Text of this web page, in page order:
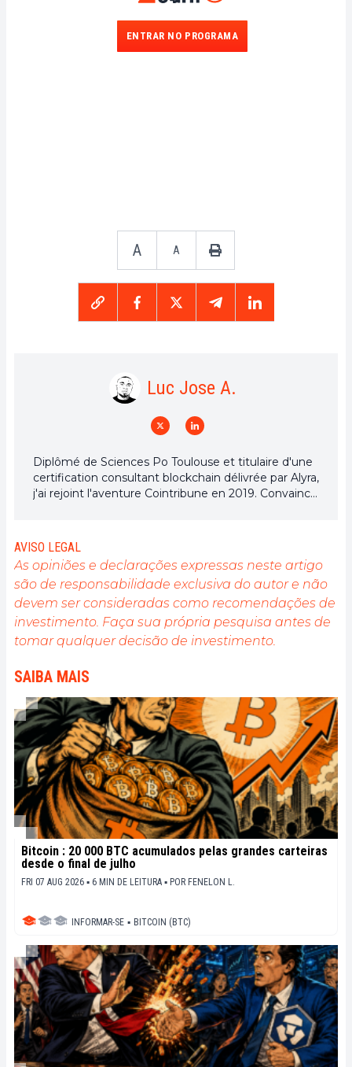
ENTRAR NO PROGRAMA
A A
Luc Jose A.
Diplômé de Sciences Po Toulouse et titulaire d'une
certification consultant blockchain délivrée par Alyra,
j'ai rejoint l'aventure Cointribune en 2019. Convaincu
l'engagement de sensibiliser et d'informer le grand
public sur cet écosystème en constante évolution.
Mon objectif est de permettre à chacun de mieux
comprendre la blockchain et de saisir les
opportunités qu'elle offre. Je m'efforce chaque jour
de fournir une analyse objective de l'actualité, de
décrypter les tendances du marché, de relayer les
dernières innovations technologiques et de mettre
sociétaux de cette révolution en marche.
AVISO LEGAL
As opiniões e declarações expressas neste artigo
são de responsabilidade exclusiva do autor e não
devem ser consideradas como recomendações de
investimento. Faça sua própria pesquisa antes de
tomar qualquer decisão de investimento.
SAIBA MAIS
Bitcoin : 20 000 BTC acumulados pelas grandes carteiras
desde o final de julho
FRI 07 AUG 2026 ▪ 6 MIN DE LEITURA ▪ POR FENELON L.
INFORMAR-SE ▪ BITCOIN (BTC)